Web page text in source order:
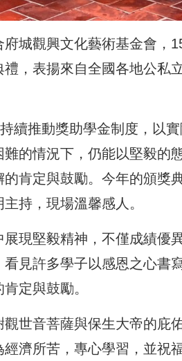
城觀興文化藝術基金會，
，表揚來自全國各地公私
續推動獎助學金制度，以
的情況下，仍能以堅毅的
肯定與鼓勵。今年的頒獎
持，現場溫馨感人。
現堅毅精神，不僅成績優
見許多學子以感恩之心書
定與鼓勵。
世音菩薩與保生大帝的庇
濟所苦，專心學習，並祝